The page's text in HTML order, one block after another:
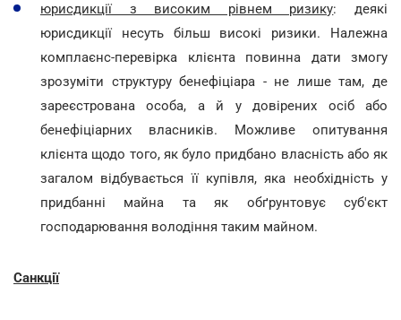
юрисдикції з високим рівнем ризику: деякі
юрисдикції несуть більш високі ризики. Належна
комплаєнс-перевірка клієнта повинна дати змогу
зрозуміти структуру бенефіціара - не лише там, де
зареєстрована особа, а й у довірених осіб або
бенефіціарних власників. Можливе опитування
клієнта щодо того, як було придбано власність або як
загалом відбувається її купівля, яка необхідність у
придбанні майна та як обґрунтовує суб'єкт
господарювання володіння таким майном.
Санкції